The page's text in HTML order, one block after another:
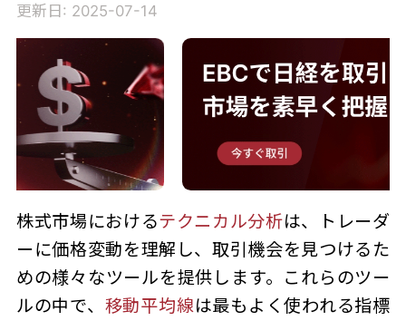
更新日: 2025-07-14
株式市場におけるテクニカル分析は、トレーダ
ーに価格変動を理解し、取引機会を見つけるた
めの様々なツールを提供します。これらのツー
ルの中で、 移動平均線は最もよく使われる指標